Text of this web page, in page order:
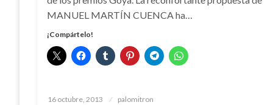
MANUEL MARTÍN CUENCA ha…
¡Compártelo!
Publicado
16 octubre, 2013 palomitron